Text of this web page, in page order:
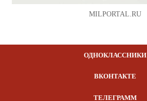
MILPORTAL.RU
ОДНОКЛАССНИКИ
ВКОНТАКТЕ
ТЕЛЕГРАММ